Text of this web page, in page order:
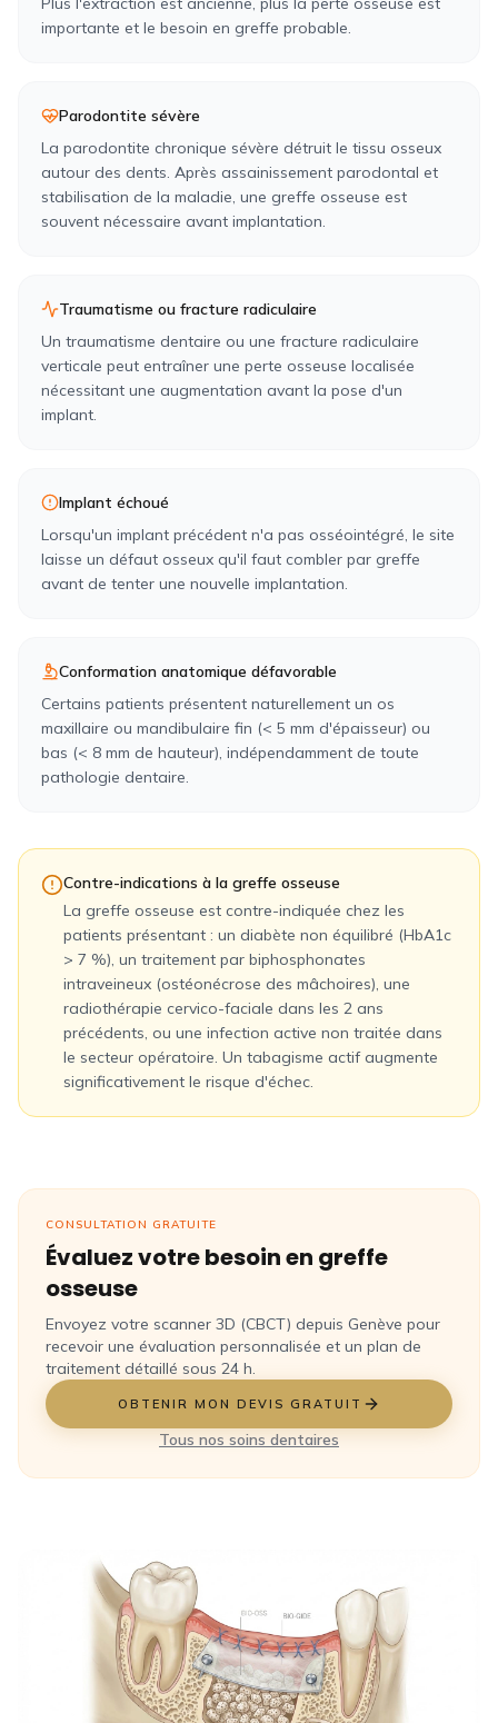
importante et le besoin en greffe probable.
Parodontite sévère
La parodontite chronique sévère détruit le tissu osseux
autour des dents. Après assainissement parodontal et
stabilisation de la maladie, une greffe osseuse est
souvent nécessaire avant implantation.
Traumatisme ou fracture radiculaire
Un traumatisme dentaire ou une fracture radiculaire
verticale peut entraîner une perte osseuse localisée
nécessitant une augmentation avant la pose d'un
implant.
Implant échoué
Lorsqu'un implant précédent n'a pas osséointégré, le site
laisse un défaut osseux qu'il faut combler par greffe
avant de tenter une nouvelle implantation.
Conformation anatomique défavorable
Certains patients présentent naturellement un os
maxillaire ou mandibulaire fin (< 5 mm d'épaisseur) ou
bas (< 8 mm de hauteur), indépendamment de toute
pathologie dentaire.
Contre-indications à la greffe osseuse
La greffe osseuse est contre-indiquée chez les
patients présentant : un diabète non équilibré (HbA1c
> 7 %), un traitement par biphosphonates
intraveineux (ostéonécrose des mâchoires), une
radiothérapie cervico-faciale dans les 2 ans
précédents, ou une infection active non traitée dans
le secteur opératoire. Un tabagisme actif augmente
significativement le risque d'échec.
CONSULTATION GRATUITE
Évaluez votre besoin en greffe
osseuse
Envoyez votre scanner 3D (CBCT) depuis Genève pour
recevoir une évaluation personnalisée et un plan de
traitement détaillé sous 24 h.
OBTENIR MON DEVIS GRATUIT
Tous nos soins dentaires